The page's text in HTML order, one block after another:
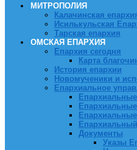
МИТРОПОЛИЯ
Калачинская
Исилькульская
Тарская епархия
ОМСКАЯ ЕПАРХИЯ
Епархия сегодня
Карта
История епархии
Новомученики и
Епархиальное
Документы
Указы